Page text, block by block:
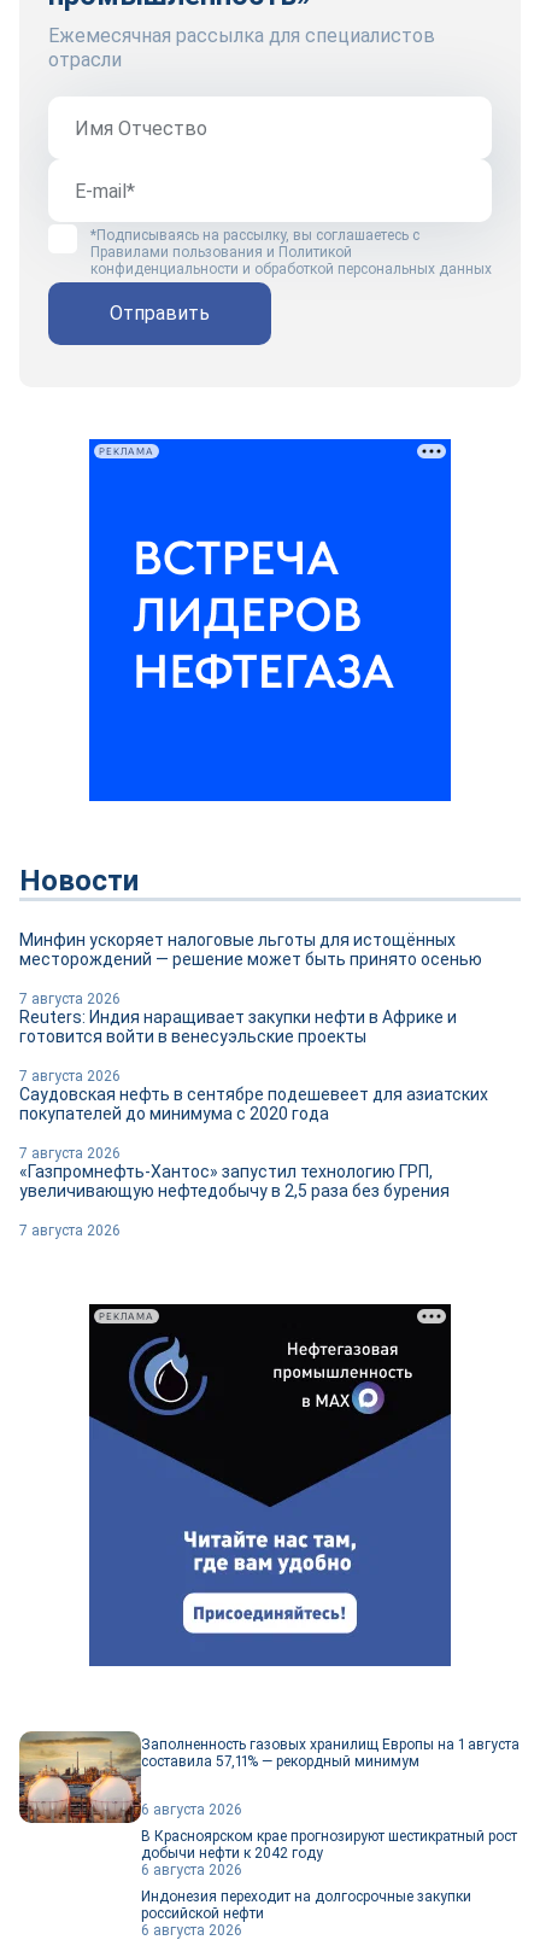
Ежемесячная рассылка для специалистов
отрасли
*Подписываясь на рассылку, вы соглашаетесь с
Правилами пользования и Политикой
конфиденциальности и обработкой персональных данных
Отправить
РЕКЛАМА
Новости
Минфин ускоряет налоговые льготы для истощённых
месторождений — решение может быть принято осенью
7 августа 2026
Reuters: Индия наращивает закупки нефти в Африке и
готовится войти в венесуэльские проекты
7 августа 2026
Саудовская нефть в сентябре подешевеет для азиатских
покупателей до минимума с 2020 года
7 августа 2026
«Газпромнефть-Хантос» запустил технологию ГРП,
увеличивающую нефтедобычу в 2,5 раза без бурения
7 августа 2026
Заполненность газовых хранилищ Европы на 1 августа
составила 57,11% — рекордный минимум
6 августа 2026
В Красноярском крае прогнозируют шестикратный рост
добычи нефти к 2042 году
6 августа 2026
Индонезия переходит на долгосрочные закупки
российской нефти
6 августа 2026
РЕКЛАМА